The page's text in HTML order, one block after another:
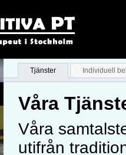
Tjänster Individuell
Våra
Våra
utifrån